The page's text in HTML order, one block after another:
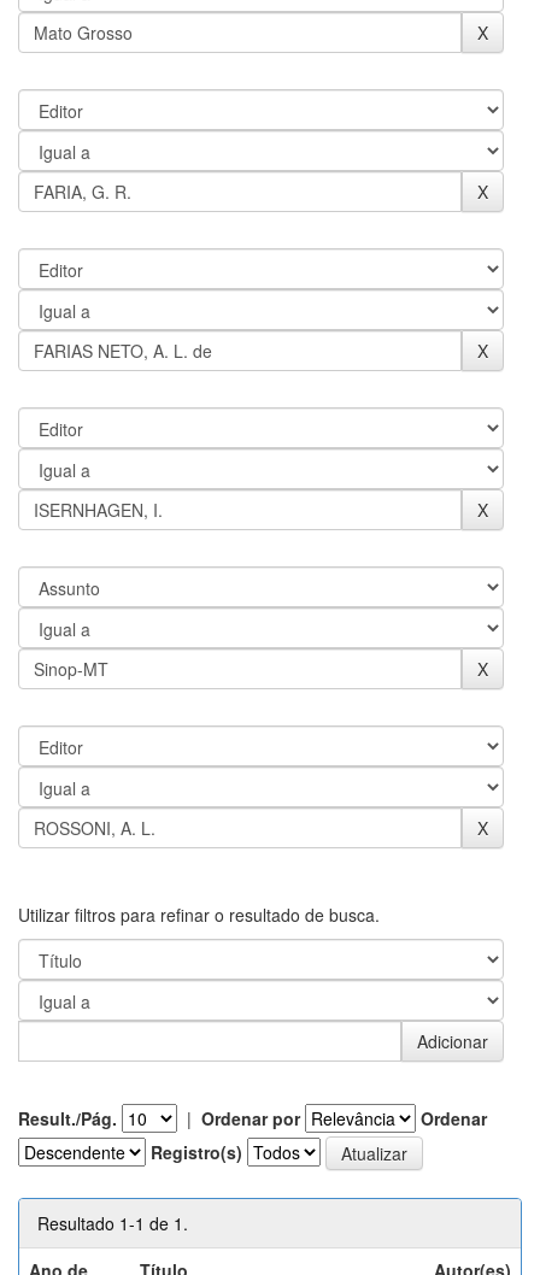
Utilizar filtros para refinar o resultado de busca.
Result./Pág. | Ordenar por
Ordenar
Registro(s)
Resultado 1-1 de 1.
Ano de
Título Autor(es)